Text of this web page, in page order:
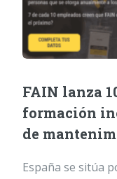
FAIN lanza
formación
de
España se sitúa